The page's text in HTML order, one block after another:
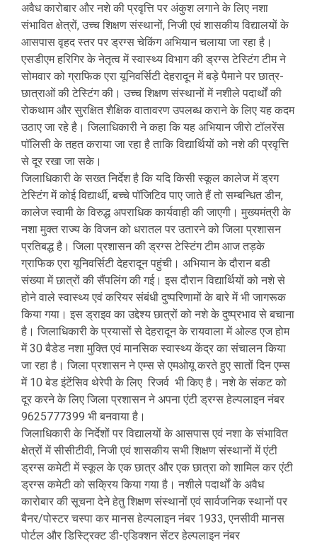
अवैध कारोबार और नशे की प्रवृत्ति पर अंकुश लगाने के लिए नशा
संभावित क्षेत्रों, उच्च शिक्षण संस्थानों, निजी एवं शासकीय विद्यालयों के
आसपास वृहद स्तर पर ड्रग्स चेकिंग अभियान चलाया जा रहा है।
एसडीएम हरिगिर के नेतृत्व में स्वास्थ्य विभाग की ड्रग्स टेस्टिंग टीम ने
सोमवार को ग्राफिक एरा यूनिवर्सिटी देहरादून में बड़े पैमाने पर छात्र-
छात्राओं की टेस्टिंग की। उच्च शिक्षण संस्थानों में नशीले पदार्थों की
रोकथाम और सुरक्षित शैक्षिक वातावरण उपलब्ध कराने के लिए यह कदम
उठाए जा रहे है। जिलाधिकारी ने कहा कि यह अभियान जीरो टॉलरेंस
पॉलिसी के तहत कराया जा रहा है ताकि विद्यार्थियों को नशे की प्रवृत्ति
से दूर रखा जा सके।
जिलाधिकारी के सख्त निर्देश है कि यदि किसी स्कूल कालेज में ड्रग
टेस्टिंग में कोई विद्यार्थी, बच्चे पॉजिटिव पाए जाते हैं तो सम्बन्धित डीन,
कालेज स्वामी के विरुद्ध अपराधिक कार्यवाही की जाएगी। मुख्यमंत्री के
नशा मुक्त राज्य के विजन को धरातल पर उतारने को जिला प्रशासन
प्रतिबद्ध है। जिला प्रशासन की ड्रग्स टेस्टिंग टीम आज तड़के
ग्राफिक एरा यूनिवर्सिटी देहरादून पहुंची। अभियान के दौरान बडी
संख्या में छात्रों की सैंपलिंग की गई। इस दौरान विद्यार्थियों को नशे से
होने वाले स्वास्थ्य एवं करियर संबंधी दुष्परिणामों के बारे में भी जागरूक
किया गया। इस ड्राइव का उद्देश्य छात्रों को नशे के दुष्प्रभाव से बचाना
है। जिलाधिकारी के प्रयासों से देहरादून के रायवाला में ओल्ड एज होम
में 30 बैडेड नशा मुक्ति एवं मानसिक स्वास्थ्य केंद्र का संचालन किया
जा रहा है। जिला प्रशासन ने एम्स से एमओयू करते हुए सातों दिन एम्स
में 10 बेड इंटेंसिव थेरेपी के लिए रिजर्व भी किए है। नशे के संकट को
दूर करने के लिए जिला प्रशासन ने अपना एंटी ड्रग्स हेल्पलाइन नंबर
9625777399 भी बनवाया है।
जिलाधिकारी के निर्देशों पर विद्यालयों के आसपास एवं नशा के संभावित
क्षेत्रों में सीसीटीवी, निजी एवं शासकीय सभी शिक्षण संस्थानों में एंटी
ड्रग्स कमेटी में स्कूल के एक छात्र और एक छात्रा को शामिल कर एंटी
ड्रग्स कमेटी को सक्रिय किया गया है। नशीले पदार्थों के अवैध
कारोबार की सूचना देने हेतु शिक्षण संस्थानों एवं सार्वजनिक स्थानों पर
बैनर/पोस्टर चस्पा कर मानस हेल्पलाइन नंबर 1933, एनसीवी मानस
पोर्टल और डिस्ट्रिक्ट डी-एडिक्शन सेंटर हेल्पलाइन नंबर